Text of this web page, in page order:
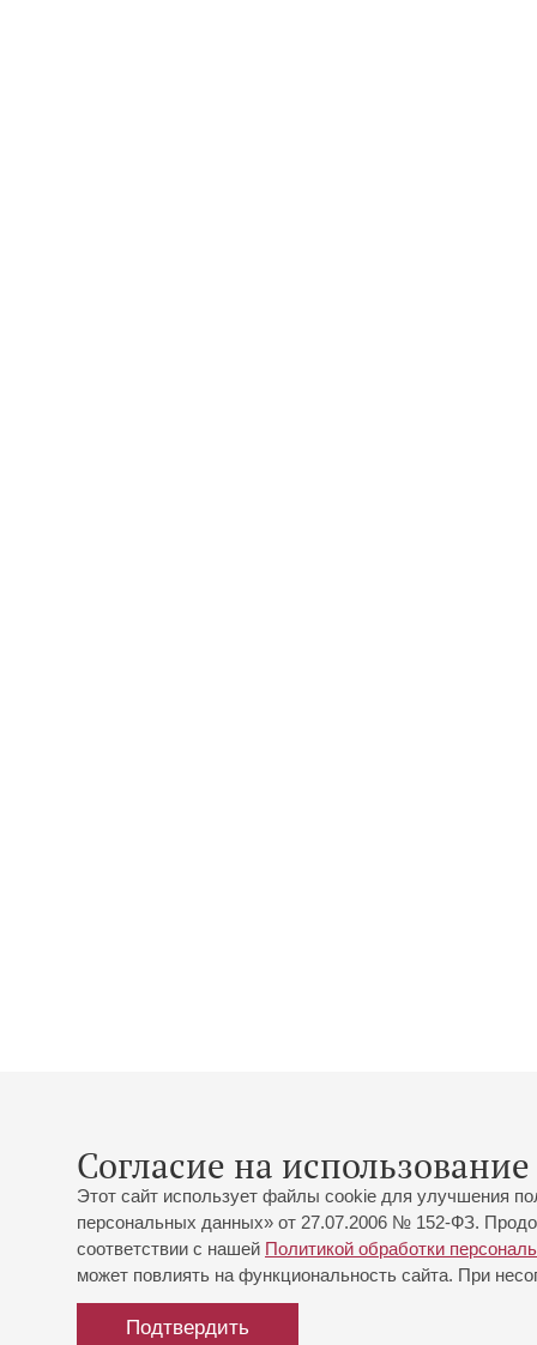
Согласие на
Этот сайт использует файлы cookie для улучшения
персональных данных» от 27.07.2006 № 152-ФЗ.
соответствии с нашей Политикой обработки
может повлиять на функциональность сайта. При
Подтвердить